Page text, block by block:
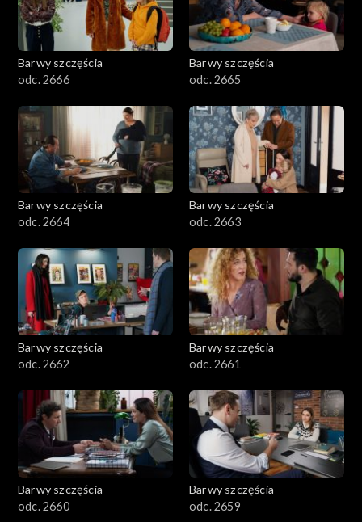
Barwy szczęścia
odc. 2666
Barwy szczęścia
odc. 2665
Barwy szczęścia
odc. 2664
Barwy szczęścia
odc. 2663
Barwy szczęścia
odc. 2662
Barwy szczęścia
odc. 2661
Barwy szczęścia
odc. 2660
Barwy szczęścia
odc. 2659